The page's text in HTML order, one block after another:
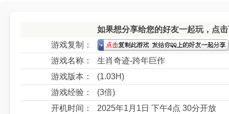
如果想分享给您的好友一起玩，点
游戏复制：
游戏名称：
生肖奇迹-跨年巨作
游戏版本：
(1.03H)
游戏经验：
(3倍)
开机时间：
2025年1月1日 下午4点 30分开放